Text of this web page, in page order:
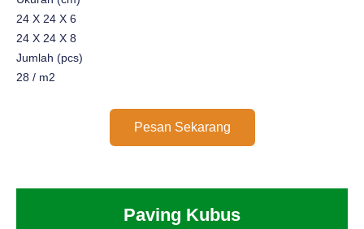
24 X 24 X 6
24 X 24 X 8
Jumlah (pcs)
28 / m2
Pesan Sekarang
Paving Kubus